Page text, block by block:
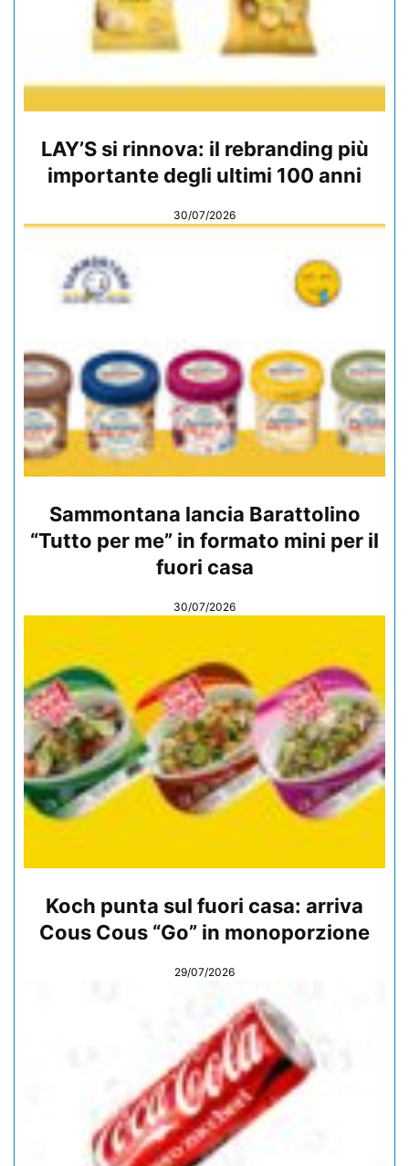
LAY’S si rinnova: il rebranding più
importante degli ultimi 100 anni
30/07/2026
Sammontana lancia Barattolino
“Tutto per me” in formato mini per il
fuori casa
30/07/2026
Koch punta sul fuori casa: arriva
Cous Cous “Go” in monoporzione
29/07/2026